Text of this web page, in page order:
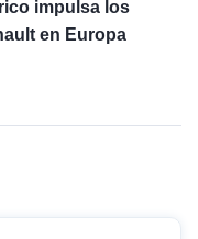
impulsa los
en Europa